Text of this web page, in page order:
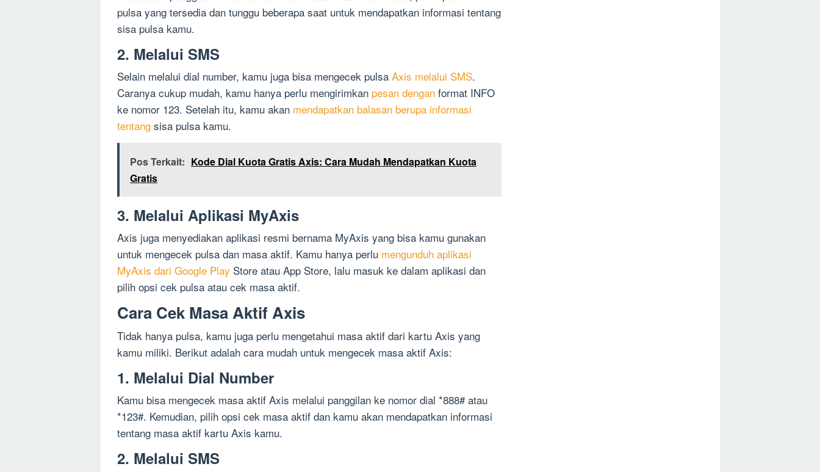
pulsa yang tersedia dan tunggu beberapa saat untuk mendapatkan informasi tentang
sisa pulsa kamu.
2. Melalui SMS
Selain melalui dial number, kamu juga bisa mengecek pulsa Axis melalui SMS.
Caranya cukup mudah, kamu hanya perlu mengirimkan pesan dengan format INFO
ke nomor 123. Setelah itu, kamu akan mendapatkan balasan berupa informasi
tentang sisa pulsa kamu.
Pos Terkait: Kode Dial Kuota Gratis Axis: Cara Mudah Mendapatkan Kuota
Gratis
3. Melalui Aplikasi MyAxis
Axis juga menyediakan aplikasi resmi bernama MyAxis yang bisa kamu gunakan
untuk mengecek pulsa dan masa aktif. Kamu hanya perlu mengunduh aplikasi
MyAxis dari Google Play Store atau App Store, lalu masuk ke dalam aplikasi dan
pilih opsi cek pulsa atau cek masa aktif.
Cara Cek Masa Aktif Axis
Tidak hanya pulsa, kamu juga perlu mengetahui masa aktif dari kartu Axis yang
kamu miliki. Berikut adalah cara mudah untuk mengecek masa aktif Axis:
1. Melalui Dial Number
Kamu bisa mengecek masa aktif Axis melalui panggilan ke nomor dial *888# atau
*123#. Kemudian, pilih opsi cek masa aktif dan kamu akan mendapatkan informasi
tentang masa aktif kartu Axis kamu.
2. Melalui SMS